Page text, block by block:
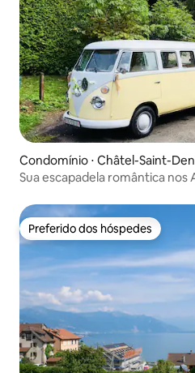
Condomínio ⋅ Châtel-Saint-
Sua escapadela romântica nos
Preferido dos hóspedes
Preferido dos hóspedes